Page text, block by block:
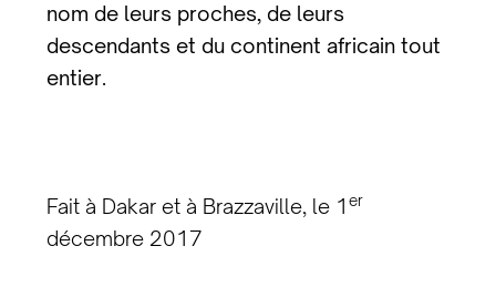
nom de leurs proches, de leurs
descendants et du continent africain tout
entier.
Fait à Dakar et à Brazzaville, le 1 er
décembre 2017